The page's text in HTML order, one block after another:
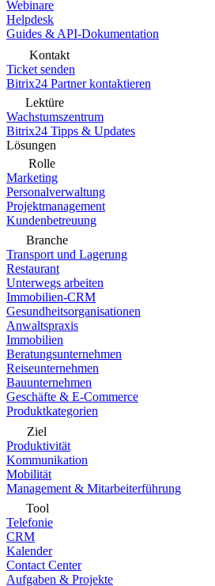
Webinare
Helpdesk
Guides & API-Dokumentation
Kontakt
Ticket senden
Bitrix24 Partner kontaktieren
Lektüre
Wachstumszentrum
Bitrix24 Tipps & Updates
Lösungen
Rolle
Marketing
Personalverwaltung
Projektmanagement
Kundenbetreuung
Branche
Transport und Lagerung
Restaurant
Unterwegs arbeiten
Immobilien-CRM
Gesundheitsorganisationen
Anwaltspraxis
Immobilien
Beratungsunternehmen
Reiseunternehmen
Bauunternehmen
Geschäfte & E-Commerce
Produktkategorien
Ziel
Produktivität
Kommunikation
Mobilität
Management & Mitarbeiterführung
Tool
Telefonie
CRM
Kalender
Contact Center
Aufgaben & Projekte